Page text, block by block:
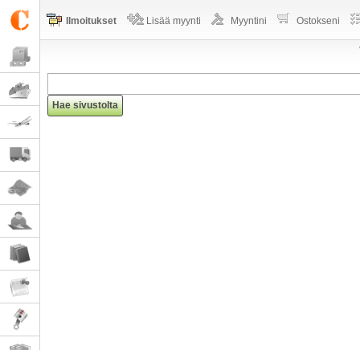
Ilmoitukset Lisää myynti Myyntini Ostokseni